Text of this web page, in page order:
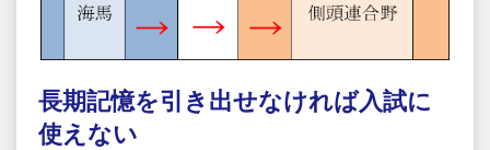
長期記憶を引き出せなければ入試に
使えない